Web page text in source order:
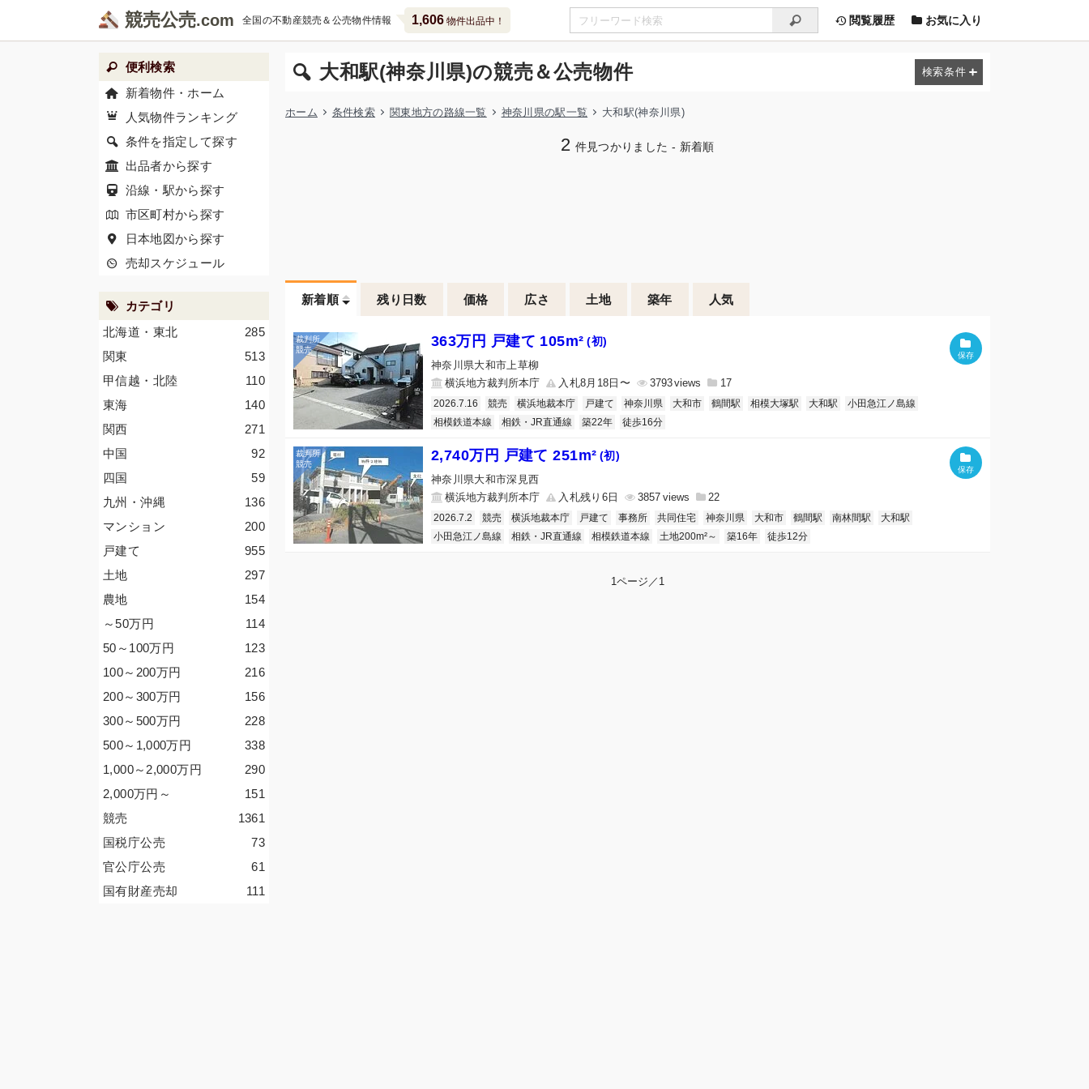
競売公売 全国の不動産競売＆公売物件情報 1,606物件出品中！ 閲覧履歴 お気に入り
大和駅(神奈川県)の競売＆公売物件
ホーム 条件検索 関東地方の路線一覧 神奈川県の駅一覧 大和駅(神奈川県)
2 件見つかりました - 新着順
新着順 残り日数 価格 広さ 土地 築年 人気
363万円 戸建て 105m² (初)
神奈川県大和市上草柳
横浜地方裁判所本庁
入札8月18日〜 3793 17
2026.7.16 競売 横浜地裁本庁 戸建て 神奈川県 大和市 鶴間駅 相模大塚駅 大和駅
小田急江ノ島線
相模鉄道本線
相鉄・JR直通線 築22年 徒歩16分
2,740万円 戸建て 251m² (初)
神奈川県大和市深見西
横浜地方裁判所本庁
入札残り6日 3857 22
2026.7.2 競売 横浜地裁本庁 戸建て 事務所 共同住宅 神奈川県 大和市 鶴間駅 南林間駅
大和駅
小田急江ノ島線
相鉄・JR直通線 相模鉄道本線 土地200m²～ 築16年 徒歩12分
1ページ／1
便利検索
新着物件・ホーム
人気物件ランキング
条件を指定して探す
出品者から探す
沿線・駅から探す
市区町村から探す
日本地図から探す
売却スケジュール
カテゴリ
285
北海道・東北
513
関東
110
甲信越・北陸
140
東海
271
関西
92
中国
59
四国
136
九州・沖縄
200
マンション
955
戸建て
297
土地
154
農地
114
～50万円
123
50～100万円
216
100～200万円
156
200～300万円
228
300～500万円
338
500～1,000万円
290
1,000～2,000万円
151
2,000万円 ～
1361
競売
73
国税庁公売
61
官公庁公売
111
国有財産売却